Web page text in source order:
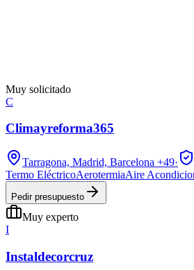
Muy solicitado
C
Climayreforma365
Tarragona, Madrid, Barcelona +49·
Termo EléctricoAerotermiaAire
Pedir presupuesto
Muy experto
I
Instaldecorcruz